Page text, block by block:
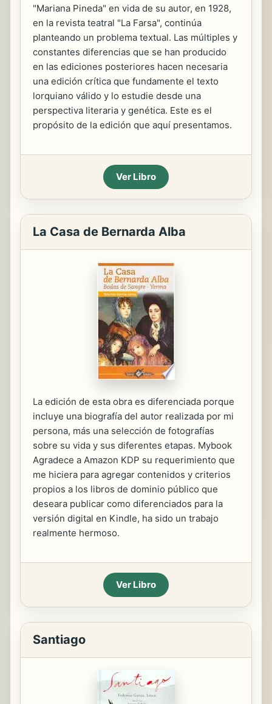
"Mariana Pineda" en vida de su autor, en 1928,
en la revista teatral "La Farsa", continúa
planteando un problema textual. Las múltiples y
constantes diferencias que se han producido
en las ediciones posteriores hacen necesaria
una edición crítica que fundamente el texto
lorquiano válido y lo estudie desde una
perspectiva literaria y genética. Este es el
propósito de la edición que aquí presentamos.
Ver Libro
La Casa de Bernarda Alba
La edición de esta obra es diferenciada porque
incluye una biografía del autor realizada por mi
persona, más una selección de fotografías
sobre su vida y sus diferentes etapas. Mybook
Agradece a Amazon KDP su requerimiento que
me hiciera para agregar contenidos y criterios
propios a los libros de dominio público que
deseara publicar como diferenciados para la
versión digital en Kindle, ha sido un trabajo
realmente hermoso.
Ver Libro
Santiago